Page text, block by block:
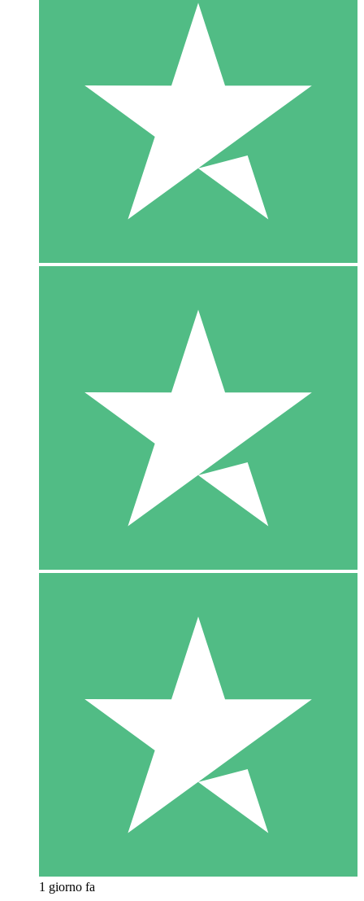
1 giorno fa